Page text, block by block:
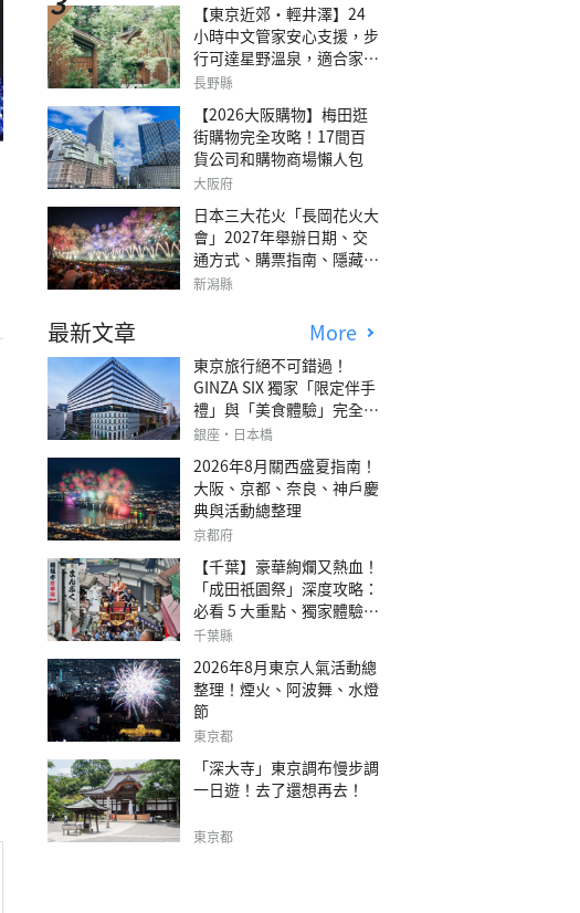
【東京近郊・輕井澤】24
小時中文管家安心支援，步
行可達星野溫泉，適合家庭
旅行、三代同遊與紀念日的
澤森四季VILLA」
長野縣
【2026大阪購物】梅田逛
街購物完全攻略！17間百
貨公司和購物商場懶人包
大阪府
日本三大花火「長岡花火大
會」2027年舉辦日期、交
通方式、購票指南、隱藏欣
賞地點
新潟縣
最新文章 More
東京旅行絕不可錯過！
GINZA SIX 獨家「限定伴手
禮」與「美食體驗」完全指
南
銀座・日本橋
2026年8月關西盛夏指南！
大阪、京都、奈良、神戶慶
典與活動總整理
京都府
【千葉】豪華絢爛又熱血！
「成田祇園祭」深度攻略：
必看 5 大重點、獨家體驗指
南
千葉縣
2026年8月東京人氣活動總
整理！煙火、阿波舞、水燈
節
東京都
「深大寺」東京調布慢步調
一日遊！去了還想再去！
東京都